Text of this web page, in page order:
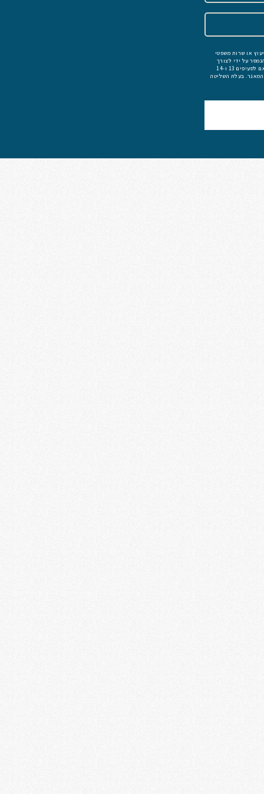
או שרות משפטי
על ידי לצורך
היעוץ ו/או מתן השרות משפטי וכי המידע שאמסור יימסר לצדדי ג׳ הרלוונטיים לצורך מתן הייעוץ או השרות משפטי. הובהר לי כי בהתאם לסעיפים 13 ו-14
המאגר. בעלת השליטה